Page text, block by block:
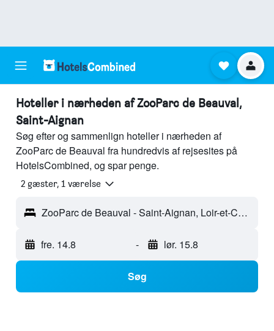
Hoteller i nærheden af ZooParc de Beauval,
Saint-Aignan
Søg efter og sammenlign hoteller i nærheden af
ZooParc de Beauval fra hundredvis af rejsesites på
HotelsCombined, og spar penge.
2 gæster, 1 værelse
ZooParc de Beauval - Saint-Aignan, Loir-et-Cher, Frankrig
fre. 14.8 - lør. 15.8
Søg